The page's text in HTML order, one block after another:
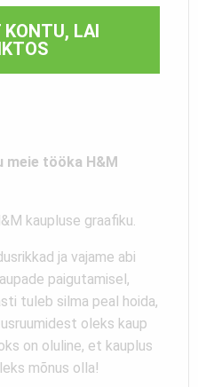
LAI
meie tööka H&M
kaupluse graafiku.
ja vajame abi
paigutamisel,
tuleb silma peal hoida,
oleks kaup
on oluline, et kauplus
mõnus olla!